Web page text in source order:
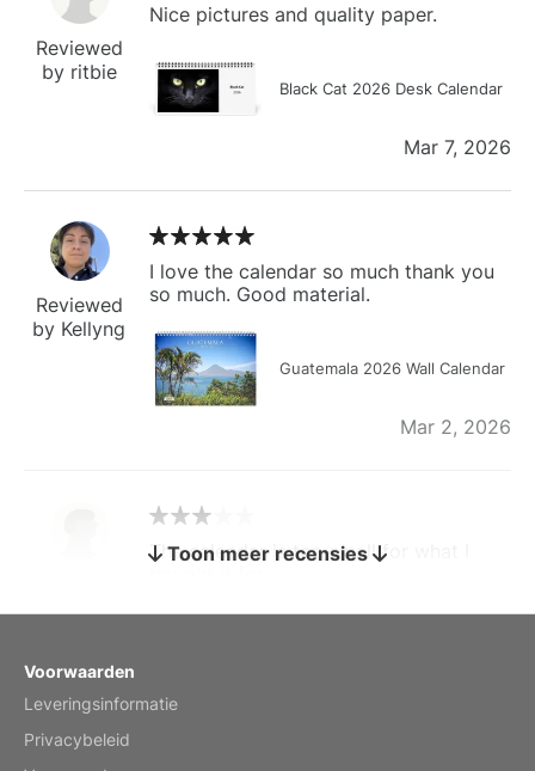
Reviewed
by ritbie
Nice pictures and quality paper.
Black Cat 2026 Desk Calendar
Mar 7, 2026
Reviewed
by Kellyng
I love the calendar so much thank you
so much. Good material.
Guatemala 2026 Wall Calendar
Mar 2, 2026
by charles
The calendar is too small for what I
Toon meer recensies
Voorwaarden
Leveringsinformatie
Privacybeleid